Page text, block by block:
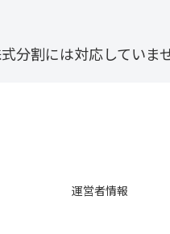
分割には対応していま
運営者情報